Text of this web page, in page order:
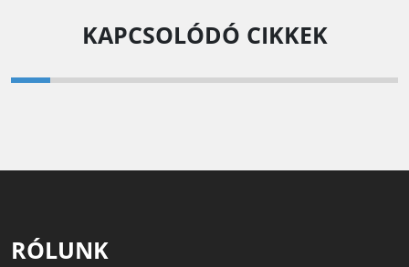
KAPCSOLÓDÓ CIKKEK
RÓLUNK